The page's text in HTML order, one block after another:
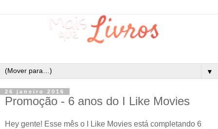
▼
26 janeiro 2016
Promoção - 6 anos do I Like Movies
Hey gente! Esse mês o I Like Movies está completando 6